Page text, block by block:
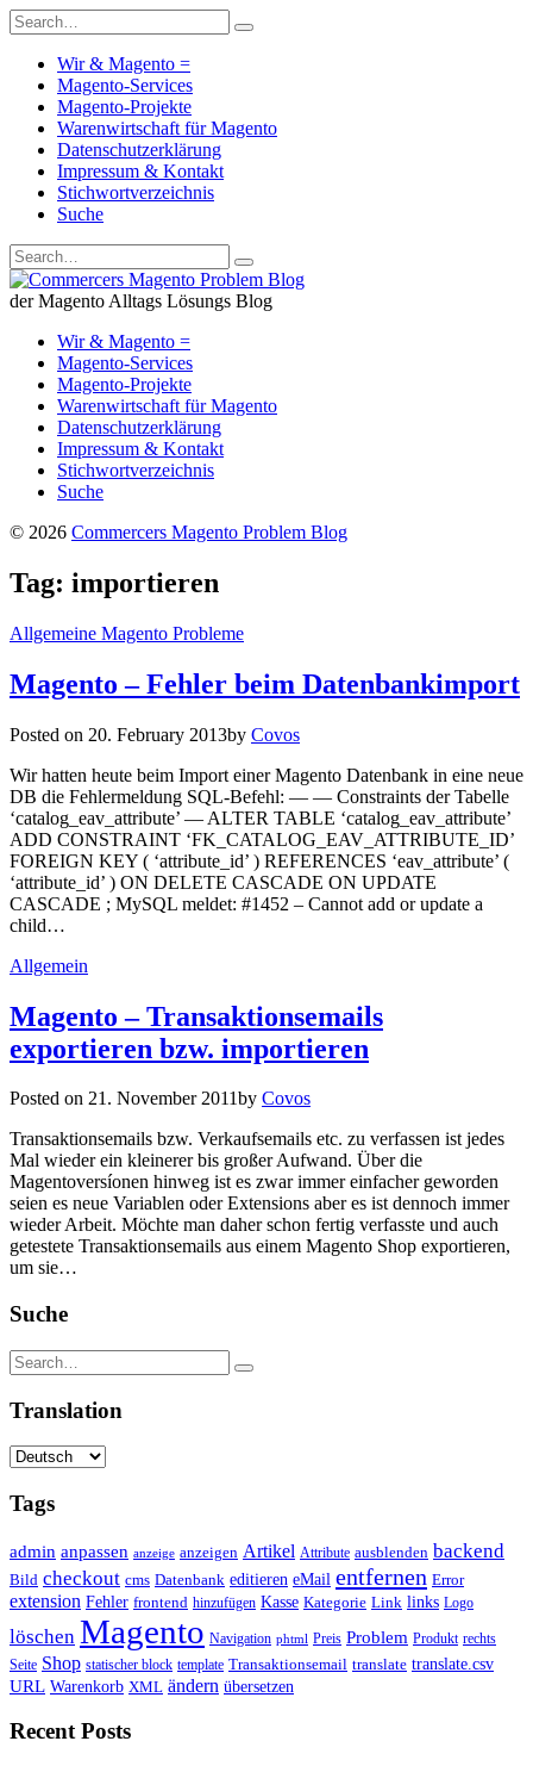
Wir & Magento =
Magento-Services
Magento-Projekte
Warenwirtschaft für Magento
Datenschutzerklärung
Impressum & Kontakt
Stichwortverzeichnis
Suche
der Magento Alltags Lösungs Blog
Wir & Magento =
Magento-Services
Magento-Projekte
Warenwirtschaft für Magento
Datenschutzerklärung
Impressum & Kontakt
Stichwortverzeichnis
Suche
© 2026 Commercers Magento Problem Blog
Tag: importieren
Allgemeine Magento Probleme
Magento – Fehler beim Datenbankimport
Posted on 20. February 2013by Covos
Wir hatten heute beim Import einer Magento Datenbank in eine neue
DB die Fehlermeldung SQL-Befehl: — — Constraints der Tabelle
‘catalog_eav_attribute’ — ALTER TABLE ‘catalog_eav_attribute’
ADD CONSTRAINT ‘FK_CATALOG_EAV_ATTRIBUTE_ID’
FOREIGN KEY ( ‘attribute_id’ ) REFERENCES ‘eav_attribute’ (
‘attribute_id’ ) ON DELETE CASCADE ON UPDATE
CASCADE ; MySQL meldet: #1452 – Cannot add or update a
child…
Allgemein
Magento – Transaktionsemails
exportieren bzw. importieren
Posted on 21. November 2011by Covos
Transaktionsemails bzw. Verkaufsemails etc. zu verfassen ist jedes
Mal wieder ein kleinerer bis großer Aufwand. Über die
Magentoversíonen hinweg ist es zwar immer einfacher geworden
seien es neue Variablen oder Extensions aber es ist dennoch immer
wieder Arbeit. Möchte man daher schon fertig verfasste und auch
getestete Transaktionsemails aus einem Magento Shop exportieren,
um sie…
Suche
Translation
Tags
admin anpassen anzeige anzeigen Artikel Attribute ausblenden backend
Bild checkout cms Datenbank editieren eMail entfernen Error
extension Fehler frontend hinzufügen Kasse Kategorie Link links Logo
löschen Magento Navigation phtml Preis Problem Produkt rechts
Seite Shop statischer block template Transaktionsemail translate translate.csv
URL Warenkorb XML ändern übersetzen
Recent Posts